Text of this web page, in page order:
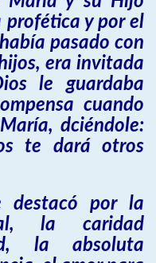
profética y por el
pasado con
era invitada
le guardaba
cuando
dciéndole:
te dará otros
destacó por la
la caridad
la absoluta